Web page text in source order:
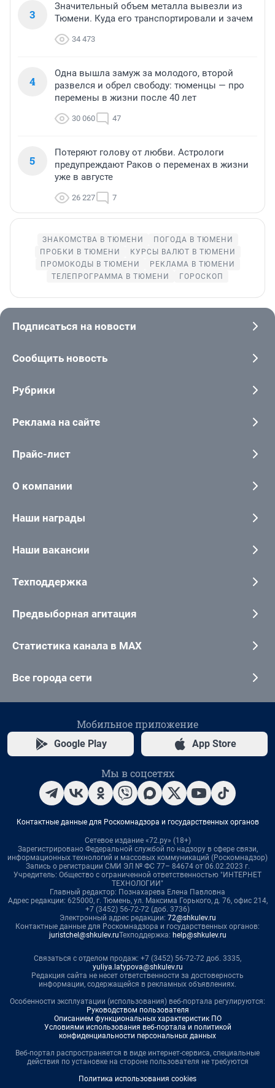
3
Значительный объем металла вывезли из
Тюмени. Куда его транспортировали и зачем
34 473
4
Одна вышла замуж за молодого, второй
развелся и обрел свободу: тюменцы — про
перемены в жизни после 40 лет
30 060 47
5
Потеряют голову от любви. Астрологи
предупреждают Раков о переменах в жизни
уже в августе
26 227 7
ЗНАКОМСТВА В ТЮМЕНИ
ПОГОДА В ТЮМЕНИ
ПРОБКИ В ТЮМЕНИ
КУРСЫ ВАЛЮТ В ТЮМЕНИ
ПРОМОКОДЫ В ТЮМЕНИ
РЕКЛАМА В ТЮМЕНИ
ТЕЛЕПРОГРАММА В ТЮМЕНИ
ГОРОСКОП
Подписаться на новости
Сообщить новость
Рубрики
Реклама на сайте
Прайс-лист
О компании
Наши награды
Наши вакансии
Техподдержка
Предвыборная агитация
Статистика канала в MAX
Все города сети
Мобильное приложение
Google Play App Store
Мы в соцсетях
Контактные данные для Роскомнадзора и государственных органов
Сетевое издание «72.ру» (18+)
Зарегистрировано Федеральной службой по надзору в сфере связи,
информационных технологий и массовых коммуникаций (Роскомнадзор)
Запись о регистрации СМИ ЭЛ № ФС 77– 84674 от 06.02.2023 г.
Учредитель: Общество с ограниченной ответственностью "ИНТЕРНЕТ
ТЕХНОЛОГИИ"
Главный редактор: Познахарева Елена Павловна
Адрес редакции: 625000, г. Тюмень, ул. Максима Горького, д. 76, офис 214,
+7 (3452) 56-72-72 (доб. 3736)
Электронный адрес редакции: 72@shkulev.ru
Контактные данные для Роскомнадзора и государственных органов:
juristchel@shkulev.ruТехподдержка: help@shkulev.ru
Связаться с отделом продаж: +7 (3452) 56-72-72 доб. 3335,
yuliya.latypova@shkulev.ru
Редакция сайта не несет ответственности за достоверность
информации, содержащейся в рекламных объявлениях.
Особенности эксплуатации (использования) веб-портала регулируются:
Руководством пользователя
Описанием функциональных характеристик ПО
Условиями использования веб-портала и политикой
конфиденциальности персональных данных
Веб-портал распространяется в виде интернет-сервиса, специальные
действия по установке на стороне пользователя не требуются
Политика использования cookies